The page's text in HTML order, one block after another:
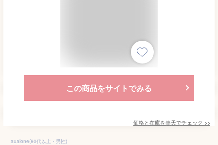
この商品をサイトでみる
価格と在庫を楽天でチェック >>
aualone(80代以上・男性)